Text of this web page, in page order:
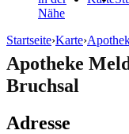
Nähe
Startseite›Karte›
Apotheke
Bruchsal
Adresse